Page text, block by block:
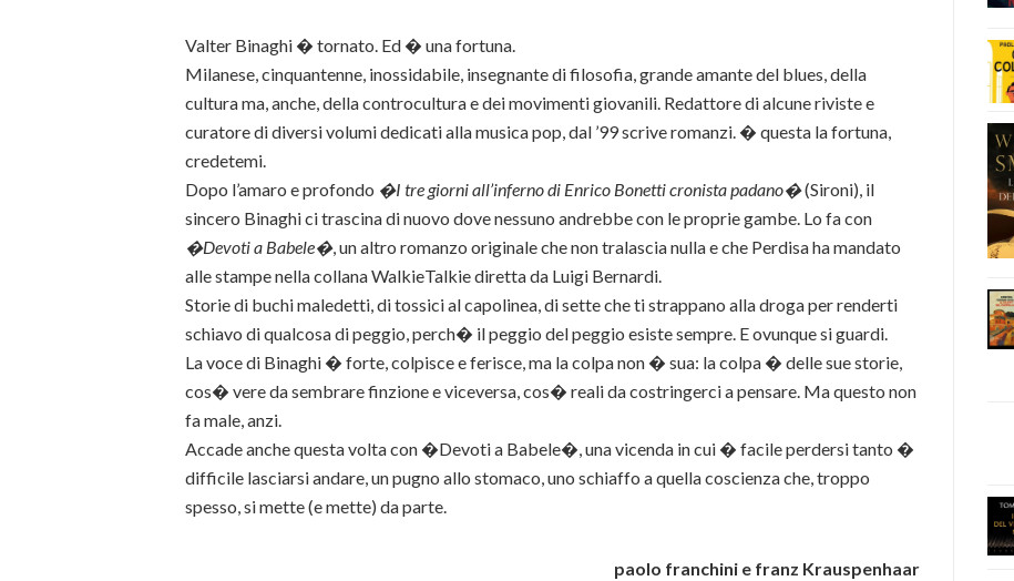
Valter Binaghi � tornato. Ed � una fortuna.
Milanese, cinquantenne, inossidabile, insegnante di filosofia, grande amante del blues, della
cultura ma, anche, della controcultura e dei movimenti giovanili. Redattore di alcune riviste e
curatore di diversi volumi dedicati alla musica pop, dal ’99 scrive romanzi. � questa la fortuna,
credetemi.
Dopo l’amaro e profondo �I tre giorni all’inferno di Enrico Bonetti cronista padano�(Sironi), il
sincero Binaghi ci trascina di nuovo dove nessuno andrebbe con le proprie gambe. Lo fa con
�Devoti a Babele�, un altro romanzo originale che non tralascia nulla e che Perdisa ha mandato
alle stampe nella collana WalkieTalkie diretta da Luigi Bernardi.
Storie di buchi maledetti, di tossici al capolinea, di sette che ti strappano alla droga per renderti
schiavo di qualcosa di peggio, perch� il peggio del peggio esiste sempre. E ovunque si guardi.
La voce di Binaghi � forte, colpisce e ferisce, ma la colpa non � sua: la colpa � delle sue storie,
cos� vere da sembrare finzione e viceversa, cos� reali da costringerci a pensare. Ma questo non
fa male, anzi.
Accade anche questa volta con �Devoti a Babele�, una vicenda in cui � facile perdersi tanto �
difficile lasciarsi andare, un pugno allo stomaco, uno schiaffo a quella coscienza che, troppo
spesso, si mette (e mette) da parte.
paolo franchini e franz Krauspenhaar